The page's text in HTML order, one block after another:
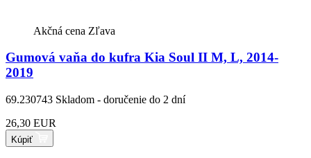
Akčná cena Zľava
Gumová vaňa do kufra Kia Soul II M, L, 2014-
2019
69.230743 Skladom - doručenie do 2 dní
26,30 EUR
Kúpiť